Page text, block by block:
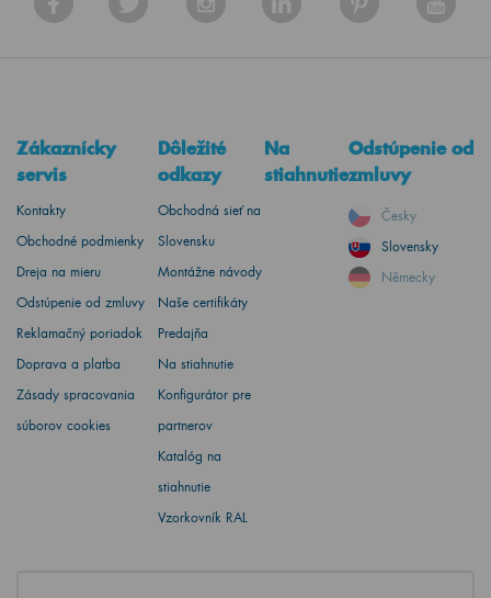
Zákaznícky
servis
Kontakty
Obchodné podmienky
Dreja na mieru
Odstúpenie od zmluvy
Reklamačný poriadok
Doprava a platba
Zásady spracovania
súborov cookies
Dôležité
odkazy
Obchodná sieť na
Slovensku
Montážne návody
Naše certifikáty
Predajňa
Na stiahnutie
Konfigurátor pre
partnerov
Katalóg na
stiahnutie
Vzorkovník RAL
Na
stiahnutie
Odstúpenie od
zmluvy
Česky
Slovensky
Německy